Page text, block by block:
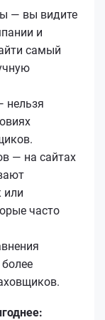
— вы видите
и
самый
нельзя
— на сайтах
или
часто